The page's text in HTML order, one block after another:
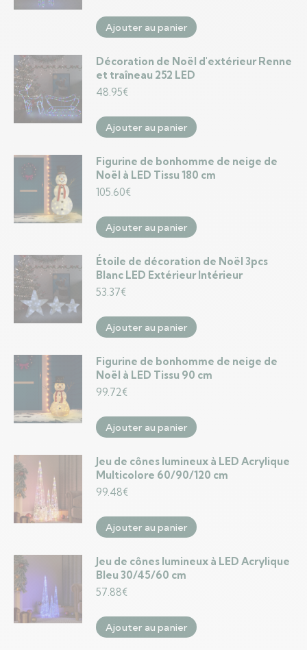
Ajouter au panier
Décoration de Noël d'extérieur Renne
et traîneau 252 LED
48.95€
Ajouter au panier
Figurine de bonhomme de neige de
Noël à LED Tissu 180 cm
105.60€
Ajouter au panier
Étoile de décoration de Noël 3pcs
Blanc LED Extérieur Intérieur
53.37€
Ajouter au panier
Figurine de bonhomme de neige de
Noël à LED Tissu 90 cm
99.72€
Ajouter au panier
Jeu de cônes lumineux à LED Acrylique
Multicolore 60/90/120 cm
99.48€
Ajouter au panier
Jeu de cônes lumineux à LED Acrylique
Bleu 30/45/60 cm
57.88€
Ajouter au panier